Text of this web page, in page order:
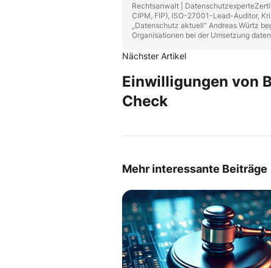
Rechtsanwalt |
CIPM, FIP), ISO-27001-Lead-Auditor,
„Datenschutz aktuell“ Andreas Würtz
Organisationen bei der Umsetzung
Nächster Artikel
Einwilligungen von
Check
Mehr interessante Beiträge